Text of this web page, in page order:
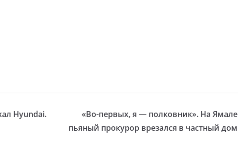
Hyundai.
«Во-первых, я — полковник». На Ямале
пьяный прокурор врезался в частный дом